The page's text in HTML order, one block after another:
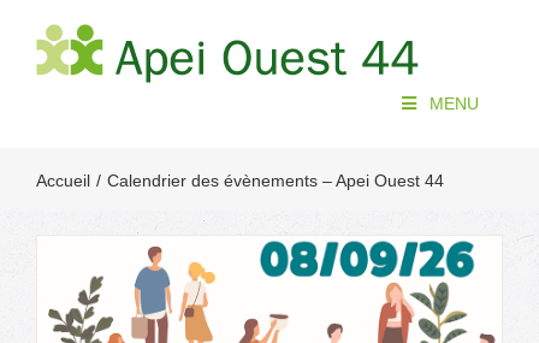
contenu
MENU
Accueil Calendrier des évènements – Apei Ouest 44